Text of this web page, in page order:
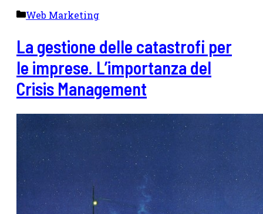
Categorie
Web Marketing
La gestione delle catastrofi per
le imprese. L’importanza del
Crisis Management